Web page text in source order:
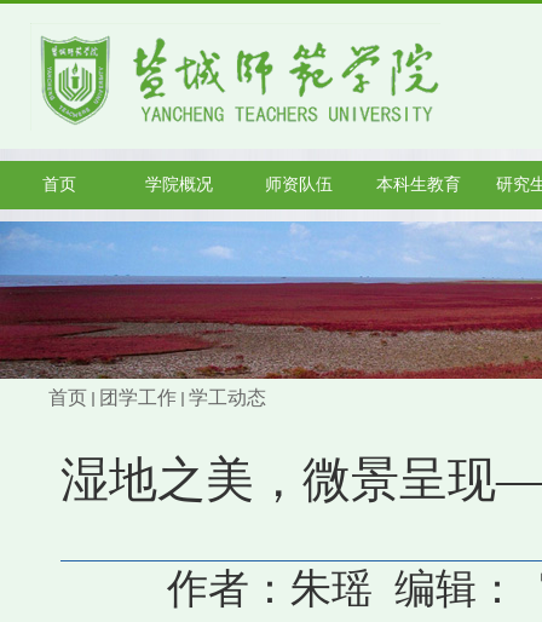
首页 学院概况 师资队伍 本科生教育 研究
首页 团学工作 学工动态
湿地之美，微景呈现
作者：朱瑶 编辑：